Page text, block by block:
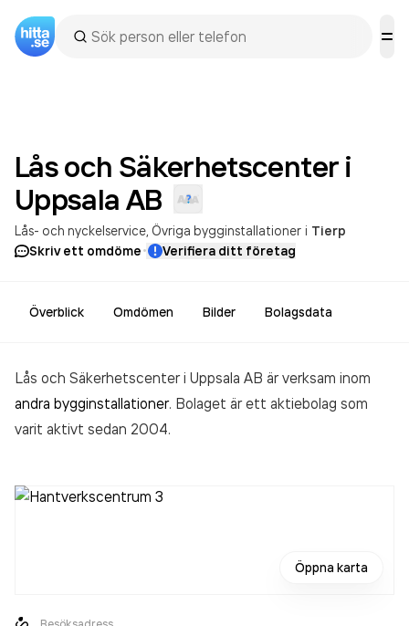
Lås och Säkerhetscenter i
Uppsala AB
Lås- och nyckelservice Övriga bygginstallationer i Tierp
Skriv ett omdöme· Verifiera ditt företag
Överblick Omdömen Bilder Bolagsdata
Lås och Säkerhetscenter i Uppsala AB är verksam inom
andra bygginstallationer. Bolaget är ett aktiebolag som
varit aktivt sedan 2004.
Öppna karta